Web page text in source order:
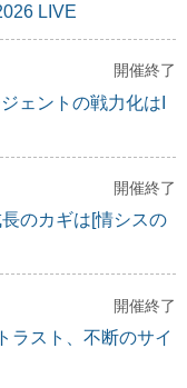
LIVE
開催終了
ェントの戦力化はI
開催終了
のカギは[情シスの
開催終了
ラスト、不断のサイ